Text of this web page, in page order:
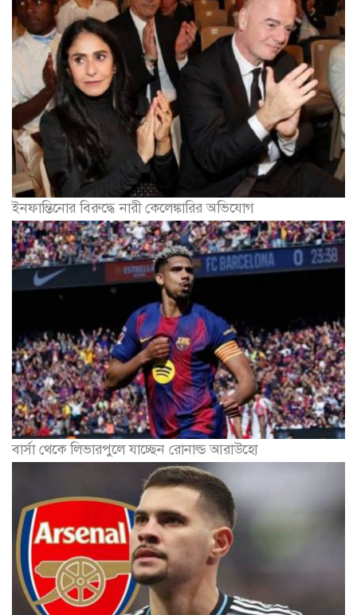
ইনফান্তিনোর বিরুদ্ধে নারী কেলেঙ্কারির অভিযোগ
বার্সা থেকে লিভারপুলে যাচ্ছেন রোনাল্ড আরাউহো